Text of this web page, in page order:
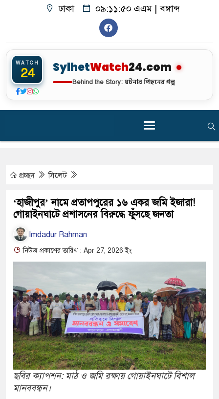
ঢাকা ০৯:১১:৫০ এএম|বঙ্গাব্দ
WATCH
24 SylhetWatch24.com
Behind the Story: ঘটনার পিছনের গল্প
প্রচ্ছদ সিলেট
‘হাজীপুর’ নামে প্রতাপপুরের ১৬ একর জমি ইজারা!
গোয়াইনঘাটে প্রশাসনের বিরুদ্ধে ফুঁসছে জনতা
Imdadur Rahman
নিউজ প্রকাশের তারিখ : Apr 27, 2026 ইং
ছবির ক্যাপশন: মাঠ ও জমি রক্ষায় গোয়াইনঘাটে বিশাল
মানববন্ধন।